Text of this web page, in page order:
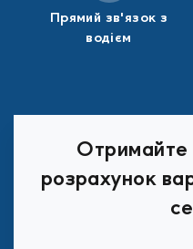
Прямий зв'язок з
водієм
Отримайте
розрахунок